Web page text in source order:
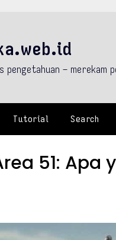
pengetahuan – merekam
Tutorial Search
51: Apa